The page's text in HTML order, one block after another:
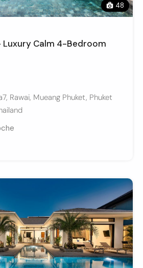
48
Calm 4-Bedroom
Rawai, Mueang Phuket, Phuket